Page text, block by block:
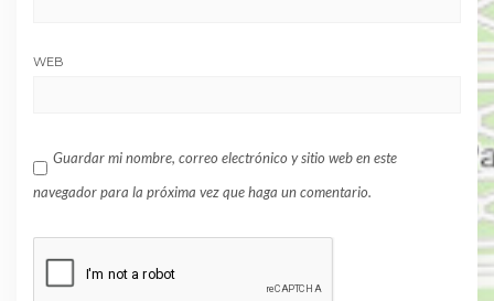
WEB
Guardar mi nombre, correo electrónico y sitio web en este
navegador para la próxima vez que haga un comentario.